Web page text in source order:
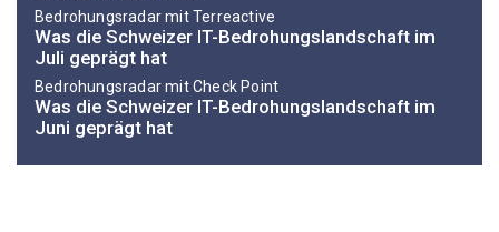
Bedrohungsradar mit Terreactive
Was die Schweizer IT-Bedrohungslandschaft im
Juli geprägt hat
Bedrohungsradar mit Check Point
Was die Schweizer IT-Bedrohungslandschaft im
Juni geprägt hat